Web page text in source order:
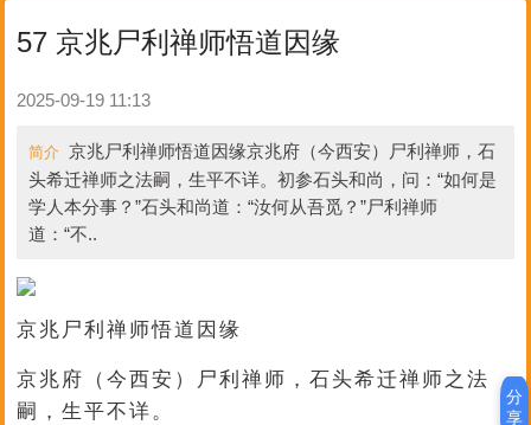
57 京兆尸利禅师悟道因缘
2025-09-19 11:13
简介 京兆尸利禅师悟道因缘京兆府（今西安）尸利禅师，石
头希迁禅师之法嗣，生平不详。初参石头和尚，问：“如何是
学人本分事？”石头和尚道：“汝何从吾觅？”尸利禅师
道：“不..
京兆尸利禅师悟道因缘
京兆府（今西安）尸利禅师，石头希迁禅师之法
嗣，生平不详。
分
享